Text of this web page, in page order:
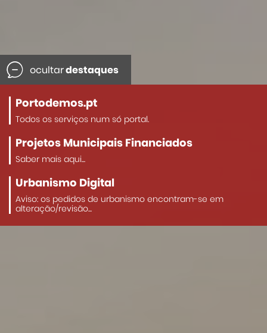
ocultardestaques
Portodemos.pt
Todos os serviços num só portal.
Projetos Municipais Financiados
Saber mais aqui...
Urbanismo Digital
Aviso: os pedidos de urbanismo encontram-se em
alteração/revisão...